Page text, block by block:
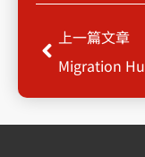
Prev
上一篇文章